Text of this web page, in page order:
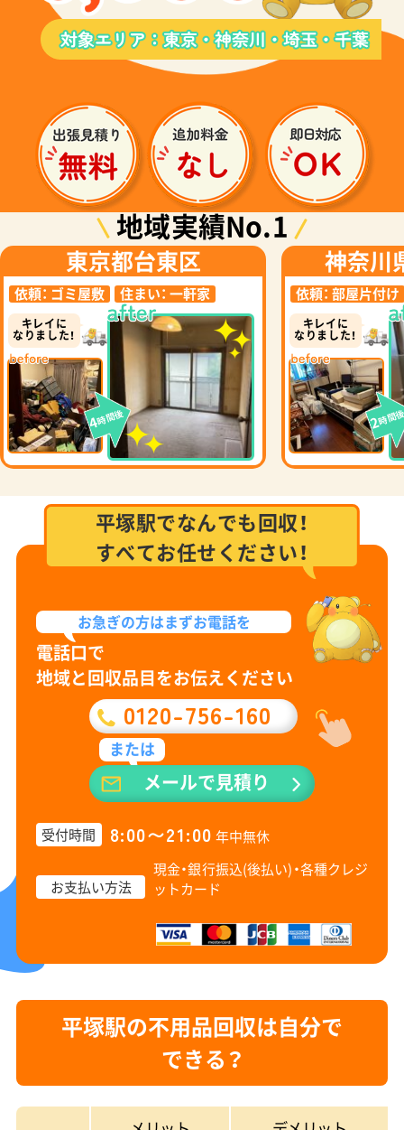
地域実績No.1
東京都台東区
依頼： ゴミ屋敷 住まい： 一軒家
キレイに
なりました！
4時間後
神奈川
依頼： 部屋片付け
キレイに
なりました！
2時間
平塚駅でなんでも回収！
すべてお任せください！
お急ぎの方はまずお電話を
電話口で
地域と回収品目をお伝えください
0120-756-160
または
メールで見積り
受付時間 8:00〜21:00 年中無休
お支払い方法
現金・銀行振込(後払い)・各種クレジ
ットカード
平塚駅の不用品回収は自分で
できる？